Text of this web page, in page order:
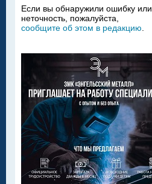
Если вы обнаружили ошибку или
неточность, пожалуйста,
сообщите об этом в редакцию